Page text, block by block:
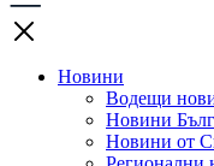
Новини
Водещи
Новини
Новини от